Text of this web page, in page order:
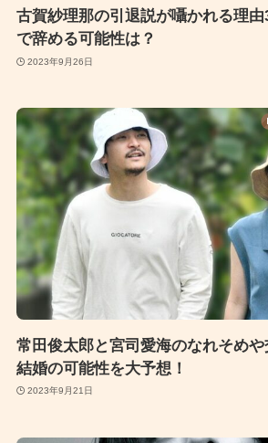
古賀紗理那の引退説が囁かれる理
で辞める可能性は？
2023年9月26日
常田俊太郎と宮司愛海のなれそめや
結婚の可能性を大予想！
2023年9月21日